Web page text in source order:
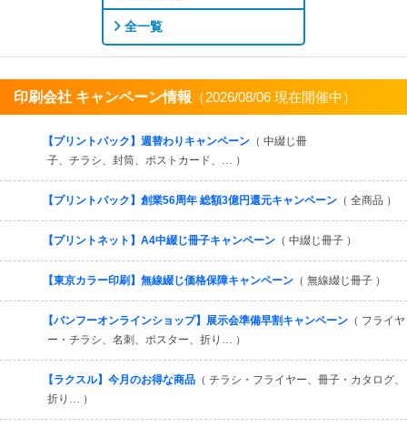
全一覧
印刷会社 キャンペーン情報 （2026/08/06 現在開催中）
【プリントパック】週替わりキャンペーン （ 中綴じ冊
子、チラシ、封筒、ポストカード、… ）
【プリントパック】創業56周年 総額3億円還元キャンペーン （ 全商品 ）
【プリントネット】A4中綴じ冊子キャンペーン （ 中綴じ冊子 ）
【東京カラー印刷】無線綴じ価格保障キャンペーン （ 無線綴じ冊子 ）
【バンフーオンラインショップ】展示会準備早割キャンペーン （ フライヤ
ー・チラシ、名刺、ポスター、折り… ）
【ラクスル】今月のお得な商品 （ チラシ・フライヤー、冊子・カタログ、
折り… ）